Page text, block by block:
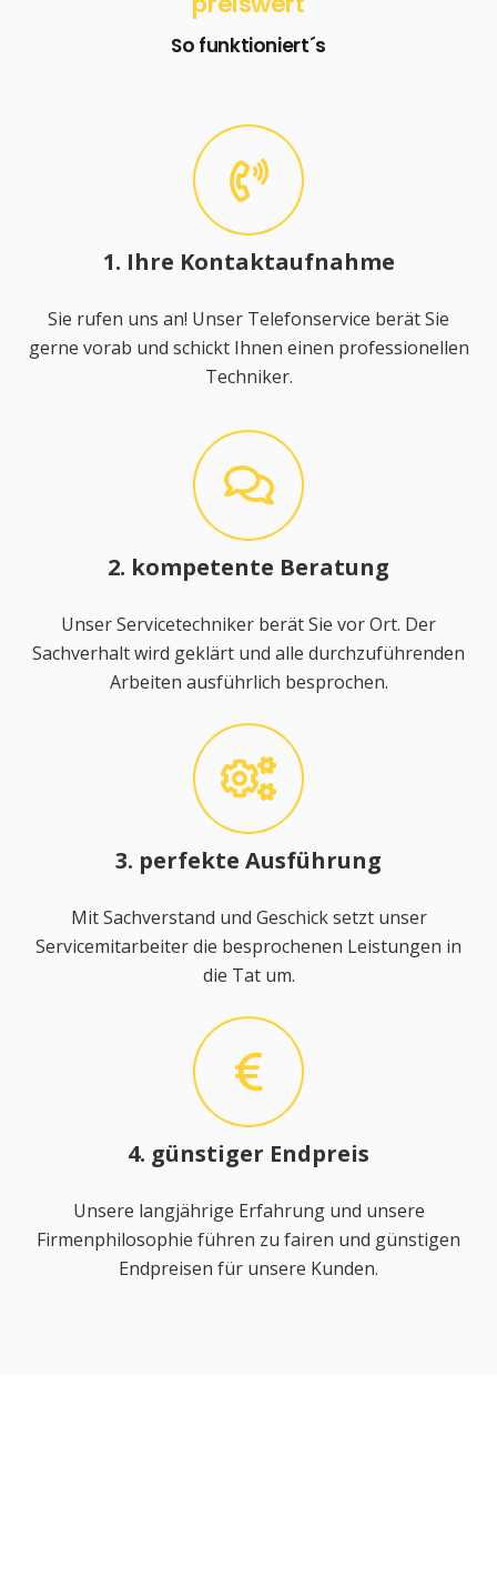
So funktioniert´s
1. Ihre Kontaktaufnahme
Sie rufen uns an! Unser Telefonservice berät Sie
gerne vorab und schickt Ihnen einen professionellen
Techniker.
2. kompetente Beratung
Unser Servicetechniker berät Sie vor Ort. Der
Sachverhalt wird geklärt und alle durchzuführenden
Arbeiten ausführlich besprochen.
3. perfekte Ausführung
Mit Sachverstand und Geschick setzt unser
Servicemitarbeiter die besprochenen Leistungen in
die Tat um.
4. günstiger Endpreis
Unsere langjährige Erfahrung und unsere
Firmenphilosophie führen zu fairen und günstigen
Endpreisen für unsere Kunden.